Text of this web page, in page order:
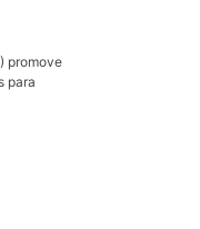
promove
para